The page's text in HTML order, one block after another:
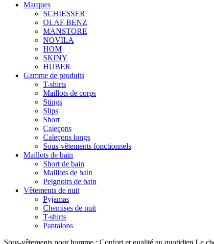
Marques
SCHIESSER
OLAF BENZ
MANSTORE
NOVILA
HOM
SKINY
HUBER
Gamme de produits
T-shirts
Maillots de corps
Stings
Slips
Short
Caleçons
Caleçons longs
Sous-vêtements fonctionnels
Maillots de bain
Short de bain
Maillots de bain
Peignoirs de bain
Vêtements de nuit
Pyjamas
Chemises de nuit
T-shirts
Pantalons
Sous-vêtements pour homme : Confort et qualité au quotidien Le